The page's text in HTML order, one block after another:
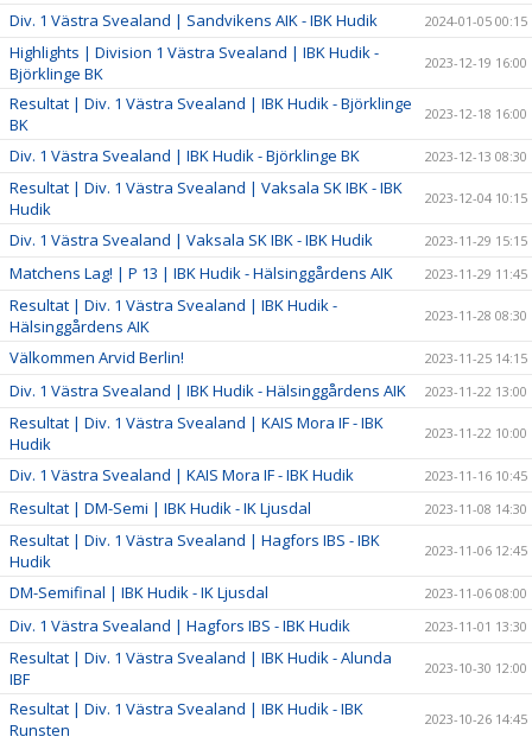
Div. 1 Västra Svealand | Sandvikens AIK - IBK Hudik 2024-01-05 00:15
Highlights | Division 1 Västra Svealand | IBK Hudik -
Björklinge BK
2023-12-19 16:00
Resultat | Div. 1 Västra Svealand | IBK Hudik - Björklinge
BK
2023-12-18 16:00
Div. 1 Västra Svealand | IBK Hudik - Björklinge BK 2023-12-13 08:30
Resultat | Div. 1 Västra Svealand | Vaksala SK IBK - IBK
Hudik
2023-12-04 10:15
Div. 1 Västra Svealand | Vaksala SK IBK - IBK Hudik 2023-11-29 15:15
Matchens Lag! | P 13 | IBK Hudik - Hälsinggårdens AIK 2023-11-29 11:45
Resultat | Div. 1 Västra Svealand | IBK Hudik -
Hälsinggårdens AIK
2023-11-28 08:30
Välkommen Arvid Berlin! 2023-11-25 14:15
Div. 1 Västra Svealand | IBK Hudik - Hälsinggårdens AIK 2023-11-22 13:00
Resultat | Div. 1 Västra Svealand | KAIS Mora IF - IBK
Hudik
2023-11-22 10:00
Div. 1 Västra Svealand | KAIS Mora IF - IBK Hudik 2023-11-16 10:45
Resultat | DM-Semi | IBK Hudik - IK Ljusdal 2023-11-08 14:30
Resultat | Div. 1 Västra Svealand | Hagfors IBS - IBK
Hudik
2023-11-06 12:45
DM-Semifinal | IBK Hudik - IK Ljusdal 2023-11-06 08:00
Div. 1 Västra Svealand | Hagfors IBS - IBK Hudik 2023-11-01 13:30
Resultat | Div. 1 Västra Svealand | IBK Hudik - Alunda
IBF
2023-10-30 12:00
Resultat | Div. 1 Västra Svealand | IBK Hudik - IBK
Runsten
2023-10-26 14:45